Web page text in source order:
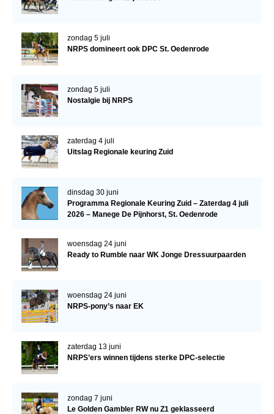
Verrichtingsonderzoek 2020-2021
Sport
Paard te koop
Inloggen
CONTACT
Regio Noord
Regio Midden
Bestuur Regio Midden
Regio West
Bestuur Regio West
Bestuur Regio Zuid
Word vrijiwilliger
KALENDER
Evenementen
zondag 5 juli
NRPS domineert ook DPC St. Oedenrode
zondag 5 juli
Nostalgie bij NRPS
zaterdag 4 juli
Uitslag Regionale keuring Zuid
dinsdag 30 juni
Programma Regionale Keuring Zuid – Zaterdag 4 juli
2026 – Manege De Pijnhorst, St. Oedenrode
woensdag 24 juni
Ready to Rumble naar WK Jonge Dressuurpaarden
woensdag 24 juni
NRPS-pony’s naar EK
zaterdag 13 juni
NRPS’ers winnen tijdens sterke DPC-selectie
zondag 7 juni
Le Golden Gambler RW nu Z1 geklasseerd